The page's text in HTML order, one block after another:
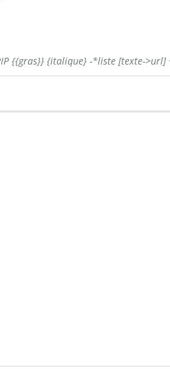
{{gras}} {italique} -*liste [texte->url]